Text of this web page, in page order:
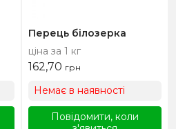
Перець білозерка
ціна за 1 кг
162,70 грн
Немає в наявності
Повідомити, коли